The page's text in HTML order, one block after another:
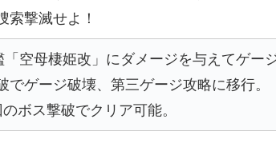
索撃滅せよ！
空母棲姫改」にダメージを与えてゲー
ゲージ破壊、第三ゲージ攻略に移行。
ボス撃破でクリア可能。